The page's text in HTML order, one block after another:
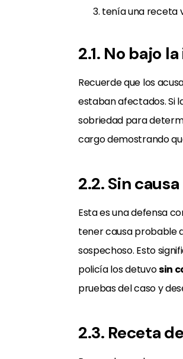
tenía una receta
2.1. No bajo
Recuerde que los
estaban afectados. Si
sobriedad para
cargo demostrando
2.2. Sin
Esta es una defensa
tener causa probable
sospechoso. Esto
policía los detuvosin
pruebas del caso y
2.3. Receta